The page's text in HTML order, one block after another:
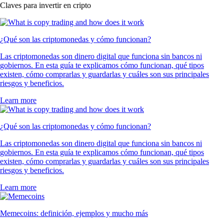
Claves para invertir en cripto
¿Qué son las criptomonedas y cómo funcionan?
Las criptomonedas son dinero digital que funciona sin bancos ni
gobiernos. En esta guía te explicamos cómo funcionan, qué tipos
existen, cómo comprarlas y guardarlas y cuáles son sus principales
riesgos y beneficios.
Learn more
¿Qué son las criptomonedas y cómo funcionan?
Las criptomonedas son dinero digital que funciona sin bancos ni
gobiernos. En esta guía te explicamos cómo funcionan, qué tipos
existen, cómo comprarlas y guardarlas y cuáles son sus principales
riesgos y beneficios.
Learn more
Memecoins: definición, ejemplos y mucho más